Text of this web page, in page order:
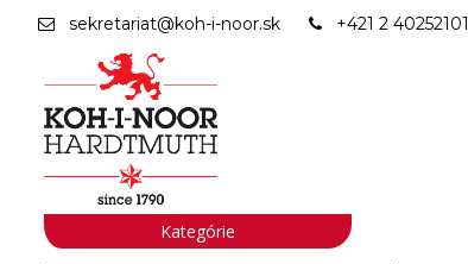
sekretariat@koh-i-noor.sk +421 2 40252101
Kategórie